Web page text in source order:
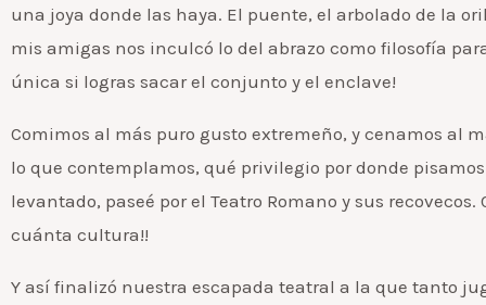
una joya donde las haya. El puente, el arbolado de la
mis amigas nos inculcó lo del abrazo como filosofía
única si logras sacar el conjunto y el enclave!
Comimos al más puro gusto extremeño, y cenamos al
lo que contemplamos, qué privilegio por donde
levantado, paseé por el Teatro Romano y sus
cuánta cultura!!
Y así finalizó nuestra escapada teatral a la que tanto